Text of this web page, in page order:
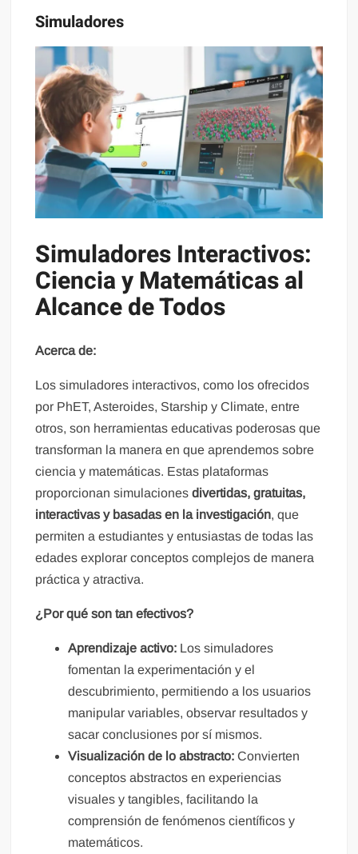
Simuladores
Simuladores Interactivos:
Ciencia y Matemáticas al
Alcance de Todos
Acerca de:
Los simuladores interactivos, como los ofrecidos
por PhET, Asteroides, Starship y Climate, entre
otros, son herramientas educativas poderosas que
transforman la manera en que aprendemos sobre
ciencia y matemáticas. Estas plataformas
proporcionan simulacionesdivertidas, gratuitas,
interactivas y basadas en la investigación, que
permiten a estudiantes y entusiastas de todas las
edades explorar conceptos complejos de manera
práctica y atractiva.
¿Por qué son tan efectivos?
Aprendizaje activo: Los simuladores
fomentan la experimentación y el
descubrimiento, permitiendo a los usuarios
manipular variables, observar resultados y
sacar conclusiones por sí mismos.
Visualización de lo abstracto: Convierten
conceptos abstractos en experiencias
visuales y tangibles, facilitando la
comprensión de fenómenos científicos y
matemáticos.